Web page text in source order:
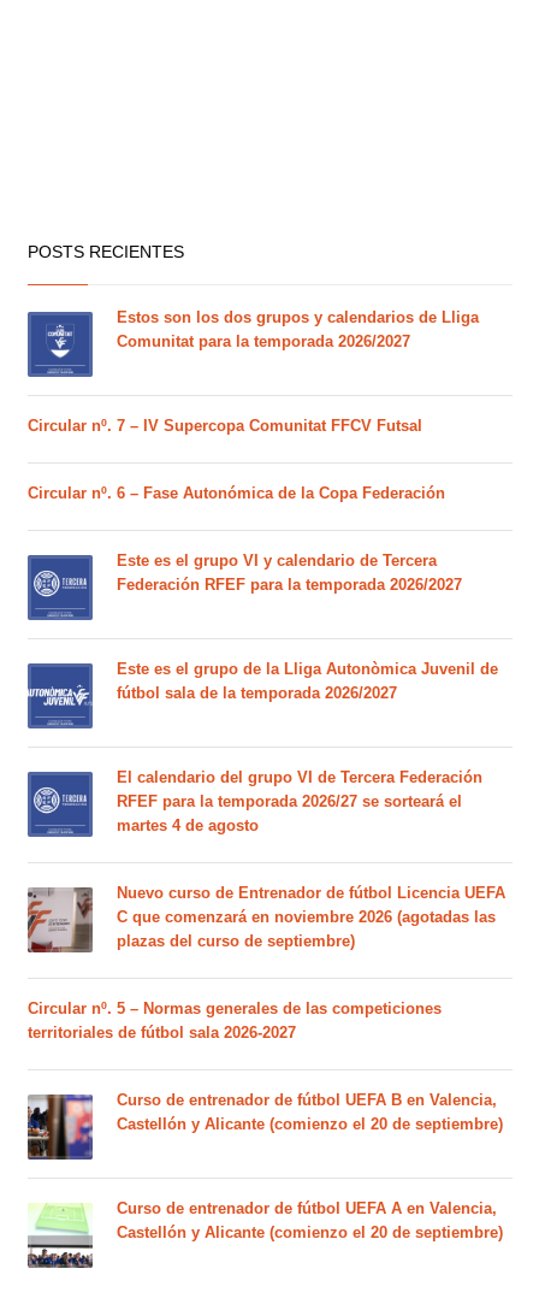
POSTS RECIENTES
Estos son los dos grupos y calendarios de Lliga
Comunitat para la temporada 2026/2027
Circular nº. 7 – IV Supercopa Comunitat FFCV Futsal
Circular nº. 6 – Fase Autonómica de la Copa Federación
Este es el grupo VI y calendario de Tercera
Federación RFEF para la temporada 2026/2027
Este es el grupo de la Lliga Autonòmica Juvenil de
fútbol sala de la temporada 2026/2027
El calendario del grupo VI de Tercera Federación
RFEF para la temporada 2026/27 se sorteará el
martes 4 de agosto
Nuevo curso de Entrenador de fútbol Licencia UEFA
C que comenzará en noviembre 2026 (agotadas las
plazas del curso de septiembre)
Circular nº. 5 – Normas generales de las competiciones
territoriales de fútbol sala 2026-2027
Curso de entrenador de fútbol UEFA B en Valencia,
Castellón y Alicante (comienzo el 20 de septiembre)
Curso de entrenador de fútbol UEFA A en Valencia,
Castellón y Alicante (comienzo el 20 de septiembre)